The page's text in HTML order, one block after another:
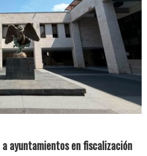
ayuntamientos en fiscalización